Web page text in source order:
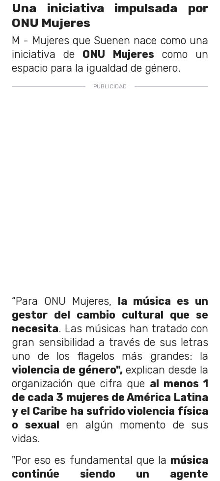
Una iniciativa impulsada por
ONU Mujeres
M - Mujeres que Suenen nace como una
iniciativa de ONU Mujeres
como un
espacio para la igualdad de género.
“Para ONU Mujeres,
la música es un
gestor del cambio cultural que se
necesita. Las músicas han tratado con
gran sensibilidad a través de sus letras
uno de los flagelos más grandes: la
violencia de género", explican desde la
organización que cifra que al menos 1
de cada 3 mujeres de América Latina
y el Caribe ha sufrido violencia física
o sexual
en algún momento de sus
vidas.
"Por eso es fundamental que la música
continúe siendo un agente